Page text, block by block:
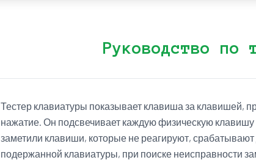
Руководство по
Тестер клавиатуры показывает клавиша за клавишей,
нажатие. Он подсвечивает каждую физическую
заметили клавиши, которые не реагируют,
подержанной клавиатуры, при поиске неисправности